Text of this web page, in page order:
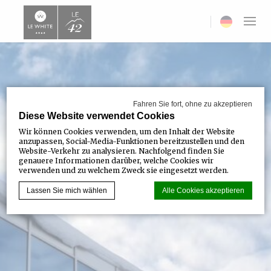
Fahren Sie fort, ohne zu akzeptieren
Diese Website verwendet Cookies
Wir können Cookies verwenden, um den Inhalt der Website
anzupassen, Social-Media-Funktionen bereitzustellen und den
Website-Verkehr zu analysieren. Nachfolgend finden Sie
genauere Informationen darüber, welche Cookies wir
verwenden und zu welchem Zweck sie eingesetzt werden.
Lassen Sie mich wählen Alle Cookies akzeptieren
Cookie-Erklärung von
2023-07-20.
Was sind Cookies?